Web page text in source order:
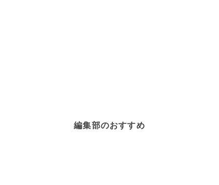
編集部のおすすめ